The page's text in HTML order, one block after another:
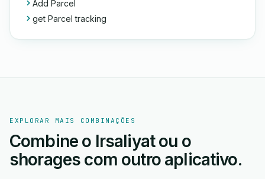
Add Parcel
get Parcel tracking
EXPLORAR MAIS COMBINAÇÕES
Combine o Irsaliyat ou o
shorages com outro aplicativo.